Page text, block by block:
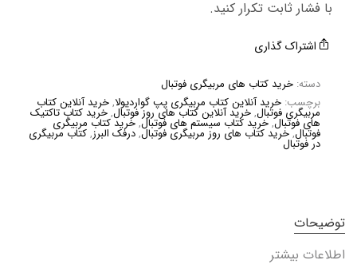
با فشار ثابت تکرار کنید.
اشتراک گذاری
دسته:خرید کتاب های مربیگری فوتبال
برچسب:خرید آنلاین کتاب مربیگری پپ گواردیولا,خرید آنلاین کتاب
مربیگری فوتبال,خرید آنلاین کتاب های روز فوتبال,خرید کتاب تاکتیک
های فوتبال,خرید کتاب سیستم های فوتبال,خرید کتاب مربیگری
فوتبال,خرید کتاب های روز مربیگری فوتبال,درفک البرز,کتاب مربیگری
در فوتبال
توضیحات
اطلاعات بیشتر